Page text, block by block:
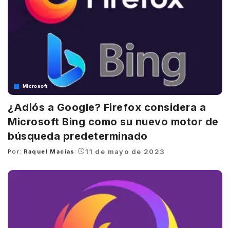
Microsoft
¿Adiós a Google? Firefox considera a
Microsoft Bing como su nuevo motor de
búsqueda predeterminado
Posted
Por: Raquel Macias 11 de mayo de 2023